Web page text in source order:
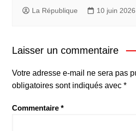
La République 10 juin 2026
Laisser un commentaire
Votre adresse e-mail ne sera pas
obligatoires sont indiqués avec *
Commentaire *